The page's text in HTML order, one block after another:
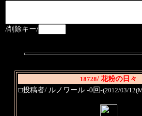
/削除キー/
18728/ 花粉の日々
□投稿者/ ルノワール -0回-(2012/03/